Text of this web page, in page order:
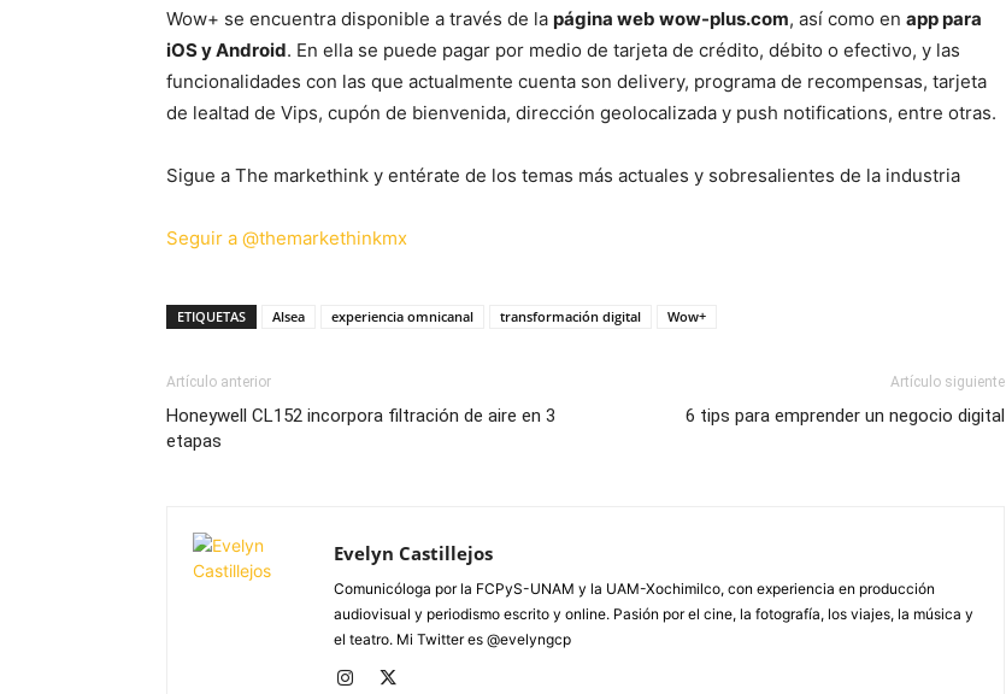
Wow+ se encuentra disponible a través de la página web wow-plus.com, así como en app para
iOS y Android. En ella se puede pagar por medio de tarjeta de crédito, débito o efectivo, y las
funcionalidades con las que actualmente cuenta son delivery, programa de recompensas, tarjeta
de lealtad de Vips, cupón de bienvenida, dirección geolocalizada y push notifications, entre otras.
Sigue a The markethink y entérate de los temas más actuales y sobresalientes de la industria
Seguir a @themarkethinkmx
ETIQUETAS Alsea experiencia omnicanal transformación digital Wow+
Artículo anterior
Honeywell CL152 incorpora filtración de aire en 3
etapas
Artículo siguiente
6 tips para emprender un negocio digital
Evelyn Castillejos
Comunicóloga por la FCPyS-UNAM y la UAM-Xochimilco, con experiencia en producción
audiovisual y periodismo escrito y online. Pasión por el cine, la fotografía, los viajes, la música y
el teatro. Mi Twitter es @evelyngcp